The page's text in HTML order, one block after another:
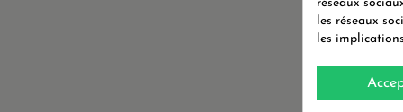
réseaux
les réseaux
les